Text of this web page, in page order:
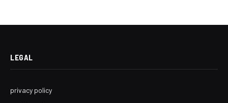
LEGAL
privacy policy